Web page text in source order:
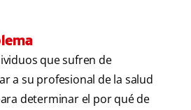
que sufren de
a su profesional de la salud
determinar el por qué de